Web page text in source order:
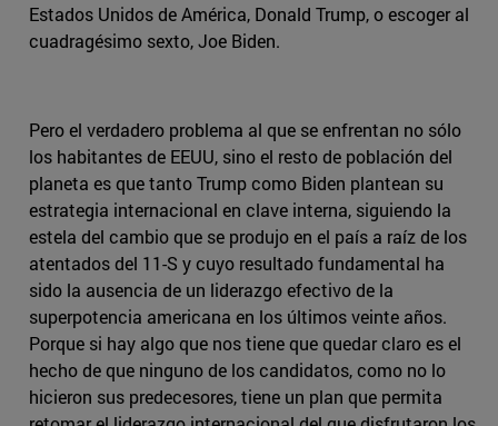
Estados Unidos de América, Donald Trump, o escoger al
cuadragésimo sexto, Joe Biden.
Pero el verdadero problema al que se enfrentan no sólo
los habitantes de EEUU, sino el resto de población del
planeta es que tanto Trump como Biden plantean su
estrategia internacional en clave interna, siguiendo la
estela del cambio que se produjo en el país a raíz de los
atentados del 11-S y cuyo resultado fundamental ha
sido la ausencia de un liderazgo efectivo de la
superpotencia americana en los últimos veinte años.
Porque si hay algo que nos tiene que quedar claro es el
hecho de que ninguno de los candidatos, como no lo
hicieron sus predecesores, tiene un plan que permita